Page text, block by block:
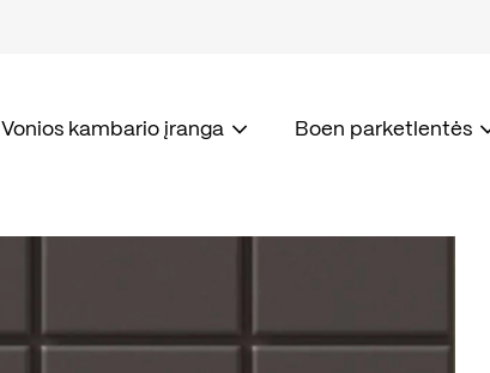
Vonios kambario įranga Boen parketlentės